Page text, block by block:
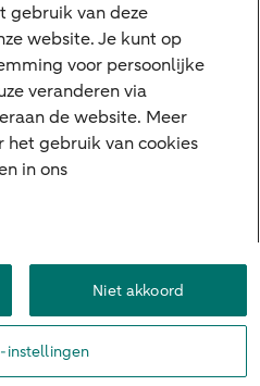
Cookie-instellingen
AMRO
gebruik van deze
website. Je kunt op
voor persoonlijke
veranderen via
de website. Meer
het gebruik van cookies
in ons
Niet akkoord
instellingen